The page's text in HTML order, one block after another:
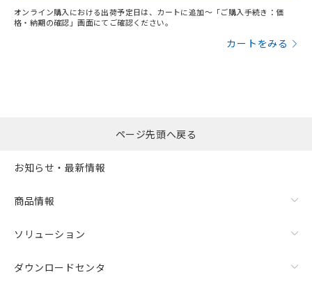
オンライン購入における出荷予定日は、カートに追加～「ご購入手続き：価
格・納期の確認」画面にてご確認ください。
カートをみる
ページ先頭へ戻る
お知らせ・最新情報
商品情報
ソリューション
ダウンロードセンタ